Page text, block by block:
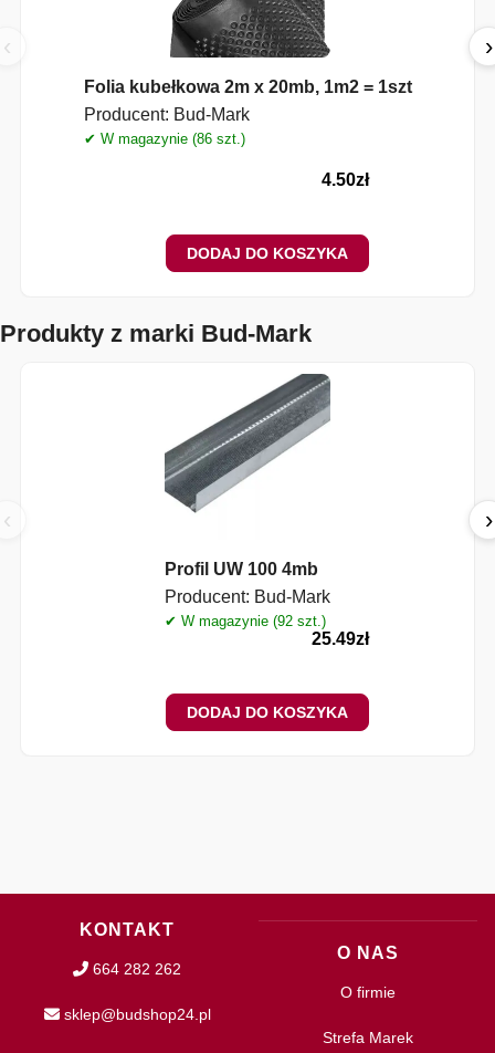
‹
Folia kubełkowa 2m x 20mb, 1m2 = 1szt
Producent: Bud-Mark
✔ W magazynie (86 szt.)
4.50zł
DODAJ DO KOSZYKA
›
Produkty z marki Bud-Mark
‹
Profil UW 100 4mb
Producent: Bud-Mark
✔ W magazynie (92 szt.)
25.49zł
DODAJ DO KOSZYKA
›
KONTAKT
664 282 262
sklep@budshop24.pl
O NAS
O firmie
Strefa Marek